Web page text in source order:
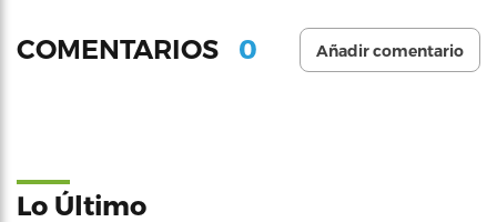
COMENTARIOS 0 Añadir comentario
Lo Último